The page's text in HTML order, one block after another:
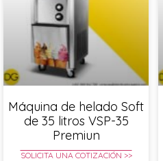
Máquina de helado Soft
de 35 litros VSP-35
Premiun
SOLICITA UNA COTIZACIÓN >>